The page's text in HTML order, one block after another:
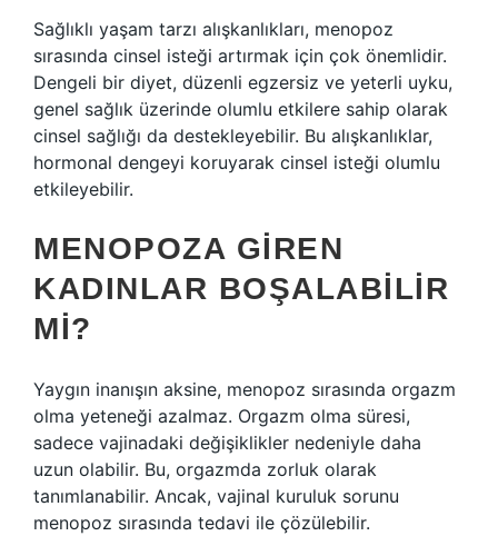
Sağlıklı yaşam tarzı alışkanlıkları, menopoz
sırasında cinsel isteği artırmak için çok önemlidir.
Dengeli bir diyet, düzenli egzersiz ve yeterli uyku,
genel sağlık üzerinde olumlu etkilere sahip olarak
cinsel sağlığı da destekleyebilir. Bu alışkanlıklar,
hormonal dengeyi koruyarak cinsel isteği olumlu
etkileyebilir.
MENOPOZA GIREN
KADINLAR BOŞALABILIR
MI?
Yaygın inanışın aksine, menopoz sırasında orgazm
olma yeteneği azalmaz. Orgazm olma süresi,
sadece vajinadaki değişiklikler nedeniyle daha
uzun olabilir. Bu, orgazmda zorluk olarak
tanımlanabilir. Ancak, vajinal kuruluk sorunu
menopoz sırasında tedavi ile çözülebilir.